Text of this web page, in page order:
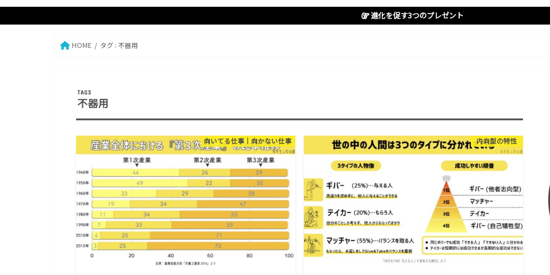
進化を促す3つのプレゼント
HOME タグ : 不器用
不器用
向いてる仕事｜向かない仕事 内向型の特性